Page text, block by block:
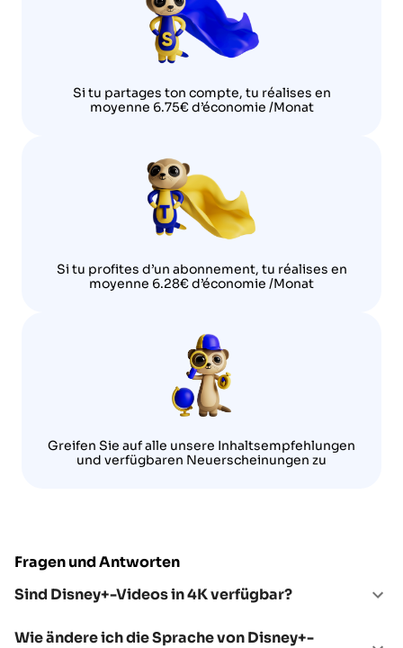
Si tu partages ton compte, tu réalises en
moyenne 6.75€ d’économie /Monat
Si tu profites d’un abonnement, tu réalises en
moyenne 6.28€ d’économie /Monat
Greifen Sie auf alle unsere Inhaltsempfehlungen
und verfügbaren Neuerscheinungen zu
Fragen und Antworten
Sind Disney+-Videos in 4K verfügbar?
Wie ändere ich die Sprache von Disney+-